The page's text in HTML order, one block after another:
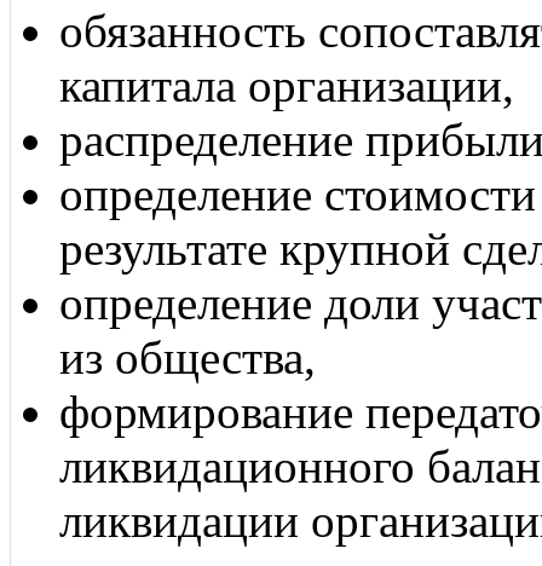
обязанность
капитала организации,
распределение
определение
результате крупной
определение доли
из общества,
формирование
ликвидационного
ликвидации